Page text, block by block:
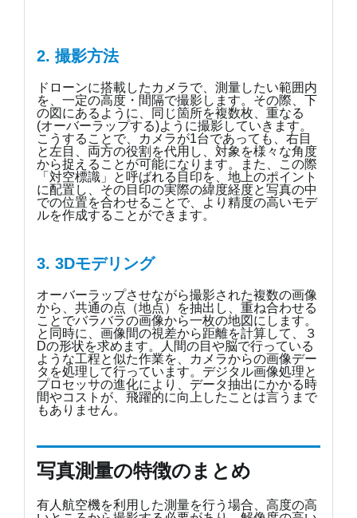
2. 撮影方法
ドローンに搭載したカメラで、測量したい範囲内
を、一定の高度・間隔で撮影します。その際、下
の図にあるように、同じ箇所を複数枚、重なる
(オーバーラップする)ように撮影していきます。
こうすることで、カメラが1台であっても、右目
と左目、両方の役割を代用し、対象を様々な角度
から捉えることが可能になります。また、この際
「対空標識」と呼ばれる目印を、地上のポイント
に配置し、その目印の実際の緯度経度と写真の中
での位置を合わせることで、より精度の高いモデ
ルを作成することができます。
3. 3Dモデリング
オーバーラップさせながら撮影された複数の画像
から、共通の点（地点）を抽出し、重ね合わせる
ことでバラバラの画像から一枚の地図にします。
と同時に、画像間の視差から距離を計算して、３
Dの形状を求めます。人間の目や脳で行っている
ような工程と似た作業を、カメラからの画像デー
タを処理して行っています。デジタル画像処理と
プロセッサの進化により、データ抽出にかかる時
間やコストが、飛躍的に向上したことは言うまで
もありません。
写真測量の特徴のまとめ
有人航空機を利用した測量を行う場合、高度の高